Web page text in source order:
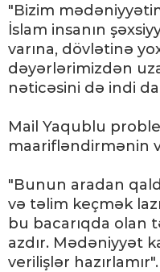
"Bizim
İslam insanın
varına, dövlətinə
dəyərlərimizdən
nəticəsini də indi
Mail Yaqublu
maarifləndirmənin
"Bunun aradan
və təlim keçmək
bu bacarıqda olan
azdır. Mədəniyyət
verilişlər hazırlamır".